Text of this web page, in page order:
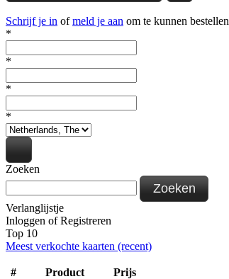
Schrijf je in ofmeld je aan om te kunnen bestellen
*
*
*
*
Zoeken
Zoeken
Verlanglijstje
Inloggen ofRegistreren
Top 10
Meest verkochte kaarten (recent)
# Product
Prijs